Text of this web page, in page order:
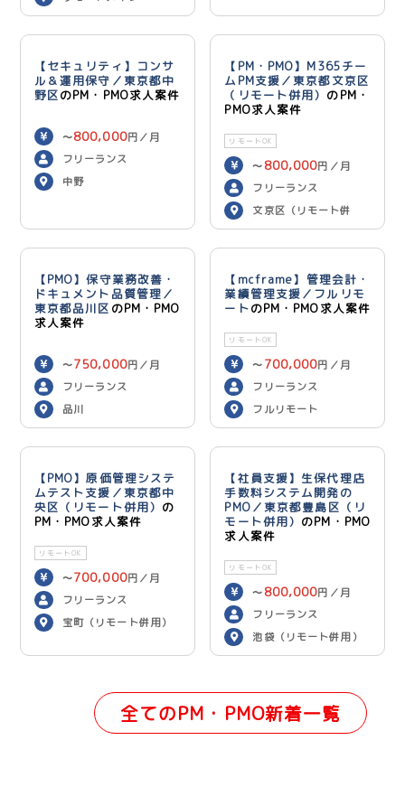
【セキュリティ】コンサ
ル＆運用保守／東京都中
野区のPM・PMO求人案件
〜800,000円／月
フリーランス
中野
【PM・PMO】M365チー
ムPM支援／東京都文京区
（リモート併用） のPM・
PMO求人案件
リモートOK
〜 800,000円／月
フリーランス
文京区（リモート併
用）
【PMO】保守業務改善・
ドキュメント品質管理／
東京都品川区 のPM・PMO
求人案件
〜750,000円／月
フリーランス
品川
【mcframe】管理会計・
業績管理支援／フルリモ
ートのPM・PMO求人案件
リモートOK
〜 700,000円／月
フリーランス
フルリモート
【PMO】原価管理システ
ムテスト支援／東京都中
央区（リモート併用） の
PM・PMO求人案件
リモートOK
〜700,000円／月
フリーランス
宝町（リモート併用）
【社員支援】生保代理店
手数料システム開発の
PMO／東京都豊島区（リ
モート併用） のPM・PMO
求人案件
リモートOK
〜 800,000円／月
フリーランス
池袋（リモート併用）
全てのPM・PMO新着一覧